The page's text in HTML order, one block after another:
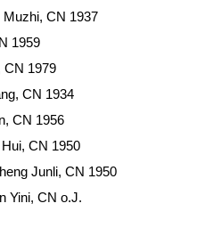
CN 1937
1959
CN 1979
CN 1934
CN 1956
CN 1950
Junli, CN 1950
Yini, CN o.J.